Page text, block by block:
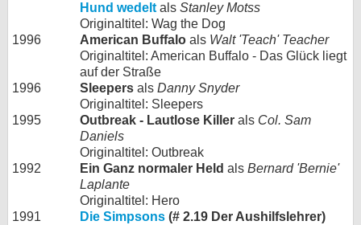
Hund wedelt als Stanley Motss
Originaltitel: Wag the Dog
1996
American Buffalo als Walt 'Teach' Teacher
Originaltitel: American Buffalo - Das Glück liegt
auf der Straße
1996
Sleepers als Danny Snyder
Originaltitel: Sleepers
1995
Outbreak - Lautlose Killer als Col. Sam
Daniels
Originaltitel: Outbreak
1992
Ein Ganz normaler Held als Bernard 'Bernie'
Laplante
Originaltitel: Hero
1991
Die Simpsons (# 2.19 Der Aushilfslehrer)